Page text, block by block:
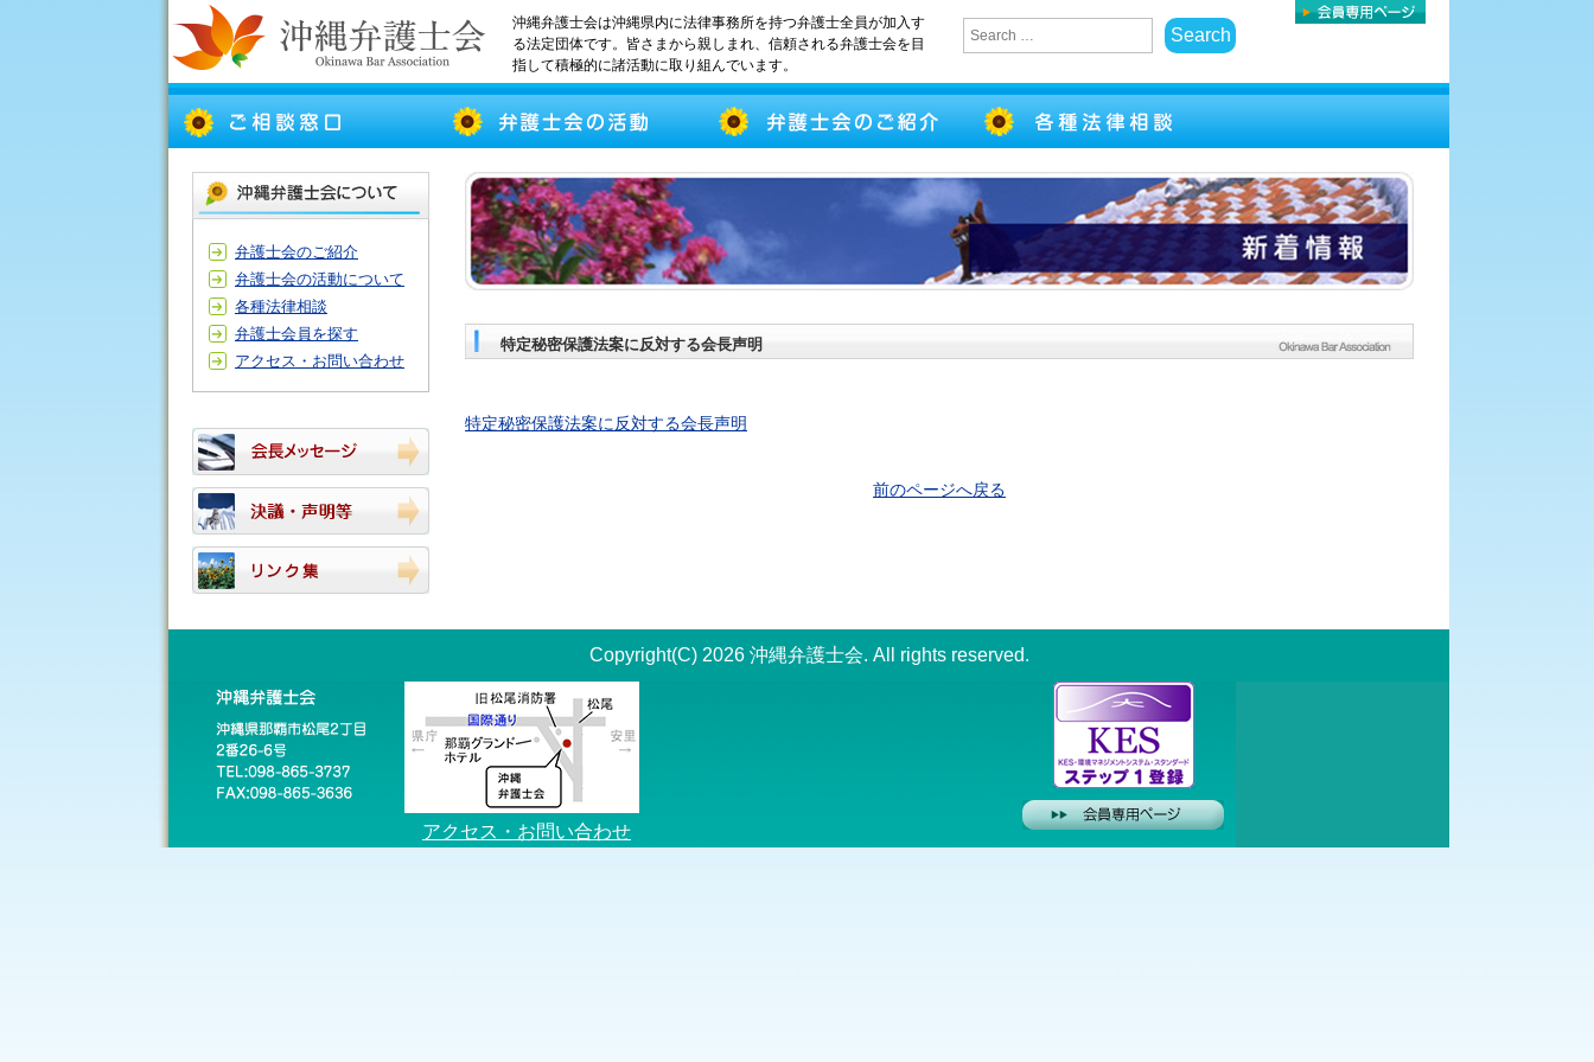
沖縄弁護士会は沖縄県内に法律事務所を持つ弁護士全員が加入す
る法定団体です。皆さまから親しまれ、信頼される弁護士会を目
指して積極的に諸活動に取り組んでいます。
弁護士会のご紹介
弁護士会の活動について
各種法律相談
弁護士会員を探す
アクセス・お問い合わせ
特定秘密保護法案に反対する会長声明
特定秘密保護法案に反対する会長声明
前のページへ戻る
Copyright(C) 2026 沖縄弁護士会. All rights reserved.
アクセス・お問い合わせ